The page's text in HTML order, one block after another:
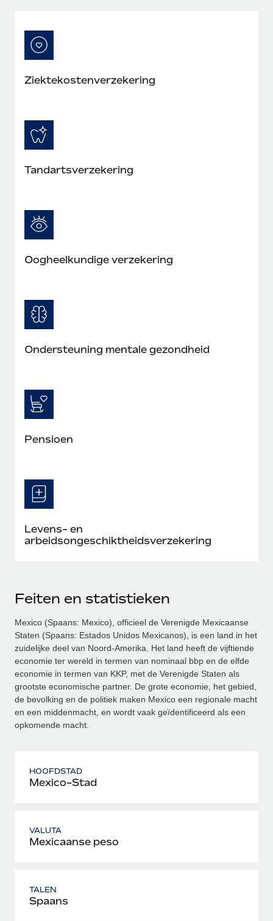
Ziektekostenverzekering
Tandartsverzekering
Oogheelkundige verzekering
Ondersteuning mentale gezondheid
Pensioen
Levens- en
arbeidsongeschiktheidsverzekering
Feiten en statistieken
Mexico (Spaans: Mexico), officieel de Verenigde Mexicaanse
Staten (Spaans: Estados Unidos Mexicanos), is een land in het
zuidelijke deel van Noord-Amerika. Het land heeft de vijftiende
economie ter wereld in termen van nominaal bbp en de elfde
economie in termen van KKP, met de Verenigde Staten als
grootste economische partner. De grote economie, het gebied,
de bevolking en de politiek maken Mexico een regionale macht
en een middenmacht, en wordt vaak geïdentificeerd als een
opkomende macht.
HOOFDSTAD
Mexico-Stad
VALUTA
Mexicaanse peso
TALEN
Spaans